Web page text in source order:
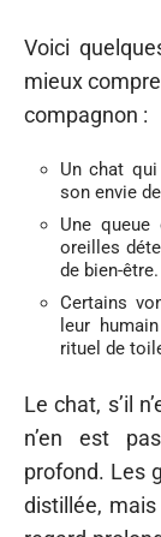
Voici
mieux
compagnon :
Un chat
son envie
Une queue
oreilles
de bien-être.
Certains
leur
rituel de
Le chat, s’il
n’en est
profond. Les
distillée,